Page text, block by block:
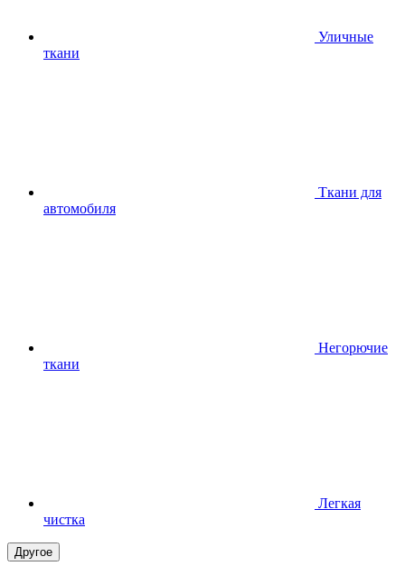
Уличные
ткани
Ткани для
автомобиля
Негорючие
ткани
Легкая
чистка
Другое